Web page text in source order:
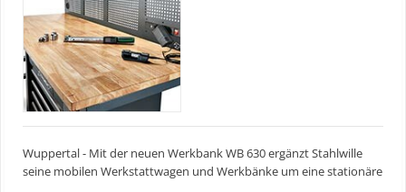
Wuppertal - Mit der neuen Werkbank WB 630 ergänzt Stahlwille
seine mobilen Werkstattwagen und Werkbänke um eine stationäre